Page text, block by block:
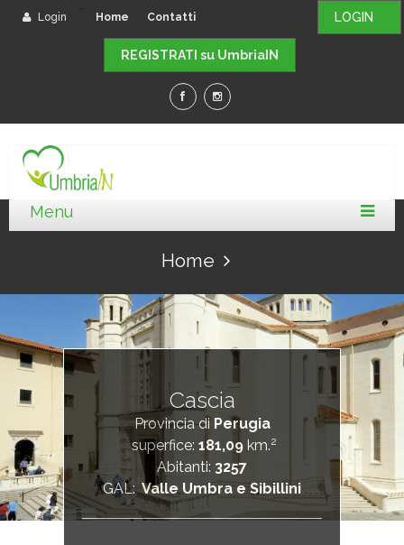
LOGIN
Login Home Contatti
REGISTRATI su UmbriaIN
Home
Cascia
Provincia di Perugia
superfice: 181,09km.2
Abitanti: 3257
GAL:Valle Umbra e Sibillini